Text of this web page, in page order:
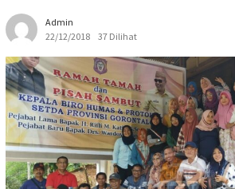
Admin
22/12/2018
37 Dilihat